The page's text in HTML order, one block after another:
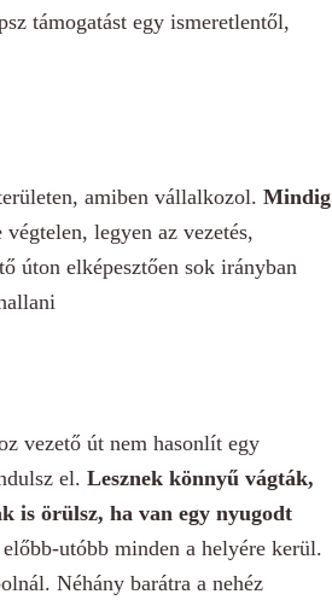
támogatást egy ismeretlentől,
amiben vállalkozol. Mindig
legyen az vezetés,
úton elképesztően sok irányban
vezető út nem hasonlít egy
el. Lesznek könnyű vágták,
is örülsz, ha van egy nyugodt
utóbb minden a helyére kerül.
Néhány barátra a nehéz